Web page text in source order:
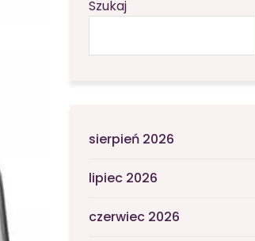
Szukaj
sierpień 2026
lipiec 2026
czerwiec 2026